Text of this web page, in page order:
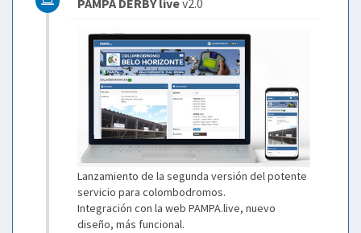
PAMPA DERBY livev2.0
Lanzamiento de la segunda versión del potente
servicio para colombodromos.
Integración con la web PAMPA.live, nuevo
diseño, más funcional.